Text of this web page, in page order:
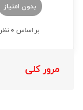
بدون امتیاز
بر اساس 0 نظر
مرور کلی